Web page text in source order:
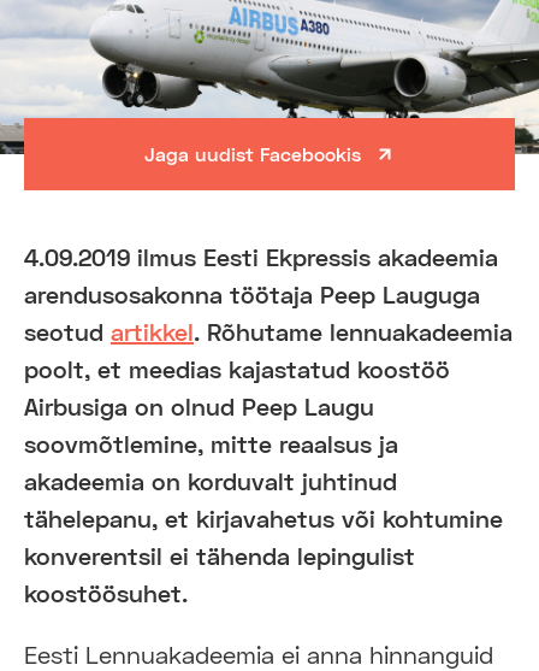
Jaga uudist Facebookis
4.09.2019 ilmus Eesti Ekpressis akadeemia
arendusosakonna töötaja Peep Lauguga
seotud artikkel. Rõhutame lennuakadeemia
poolt, et meedias kajastatud koostöö
Airbusiga on olnud Peep Laugu
soovmõtlemine, mitte reaalsus ja
akadeemia on korduvalt juhtinud
tähelepanu, et kirjavahetus või kohtumine
konverentsil ei tähenda lepingulist
koostöösuhet.
Eesti Lennuakadeemia ei anna hinnanguid